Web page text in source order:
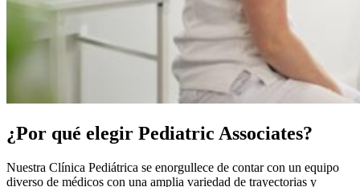
¿Por qué elegir Pediatric Associates?
Nuestra Clínica Pediátrica se enorgullece de contar con un equipo
diverso de médicos con una amplia variedad de trayectorias y